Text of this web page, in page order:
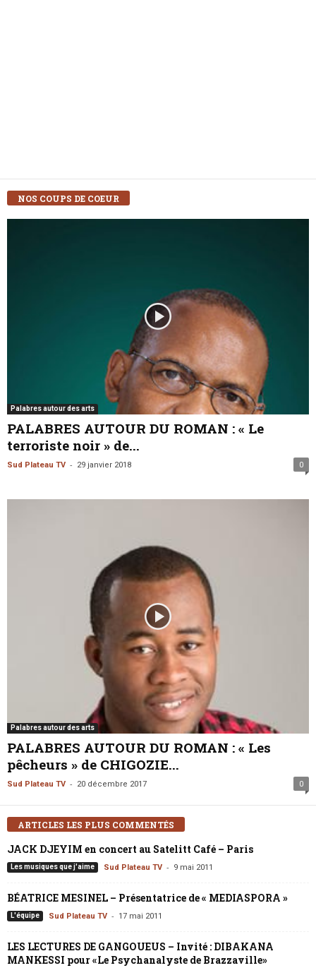
NOS COUPS DE COEUR
Palabres autour des arts
PALABRES AUTOUR DU ROMAN : « Le
terroriste noir » de...
Sud Plateau TV - 29 janvier 2018 0
Palabres autour des arts
PALABRES AUTOUR DU ROMAN : « Les
pêcheurs » de CHIGOZIE...
Sud Plateau TV - 20 décembre 2017 0
ARTICLES LES PLUS COMMENTÉS
JACK DJEYIM en concert au Satelitt Café – Paris
Les musiques que j'aime Sud Plateau TV - 9 mai 2011
BÉATRICE MESINEL – Présentatrice de « MEDIASPORA »
L'équipe Sud Plateau TV - 17 mai 2011
LES LECTURES DE GANGOUEUS – Invité : DIBAKANA
MANKESSI pour «Le Psychanalyste de Brazzaville»